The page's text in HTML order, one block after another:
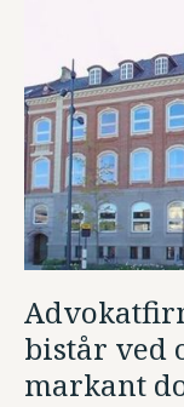
bistår ved
markant